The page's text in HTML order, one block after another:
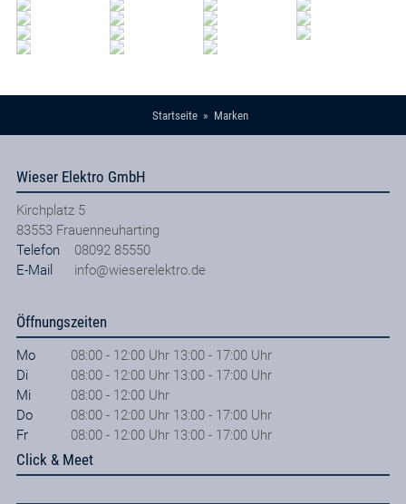
Startseite Marken
Wieser Elektro GmbH
Kirchplatz 5
83553 Frauenneuharting
Telefon
08092 85550
E-Mail
info@wieserelektro.de
Öffnungszeiten
Mo
08:00 - 12:00 Uhr 13:00 - 17:00 Uhr
Di
08:00 - 12:00 Uhr 13:00 - 17:00 Uhr
Mi
08:00 - 12:00 Uhr
Do
08:00 - 12:00 Uhr 13:00 - 17:00 Uhr
Fr
08:00 - 12:00 Uhr 13:00 - 17:00 Uhr
Click & Meet